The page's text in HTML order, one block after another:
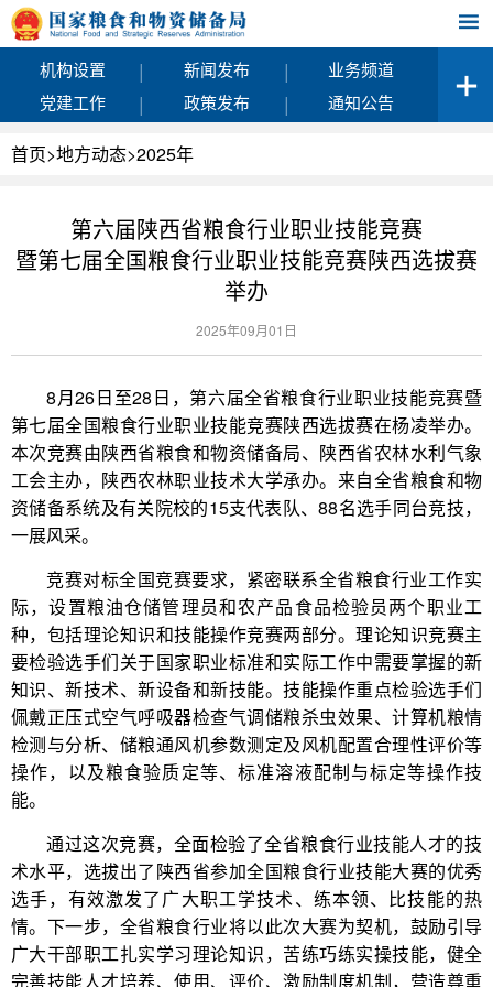
机构设置 | 新闻发布 |
业务频道
党建工作
| 政策发布 | 通知公告
首页>地方动态>2025年
第六届陕西省粮食行业职业技能竞赛
暨第七届全国粮食行业职业技能竞赛陕西选拔赛
举办
2025年09月01日
8月26日至28日，第六届全省粮食行业职业技能竞赛暨
第七届全国粮食行业职业技能竞赛陕西选拔赛在杨凌举办。
本次竞赛由陕西省粮食和物资储备局、陕西省农林水利气象
工会主办，陕西农林职业技术大学承办。来自全省粮食和物
资储备系统及有关院校的15支代表队、88名选手同台竞技，
一展风采。
竞赛对标全国竞赛要求，紧密联系全省粮食行业工作实
际，设置粮油仓储管理员和农产品食品检验员两个职业工
种，包括理论知识和技能操作竞赛两部分。理论知识竞赛主
要检验选手们关于国家职业标准和实际工作中需要掌握的新
知识、新技术、新设备和新技能。技能操作重点检验选手们
佩戴正压式空气呼吸器检查气调储粮杀虫效果、计算机粮情
检测与分析、储粮通风机参数测定及风机配置合理性评价等
操作，以及粮食验质定等、标准溶液配制与标定等操作技
能。
通过这次竞赛，全面检验了全省粮食行业技能人才的技
术水平，选拔出了陕西省参加全国粮食行业技能大赛的优秀
选手，有效激发了广大职工学技术、练本领、比技能的热
情。下一步，全省粮食行业将以此次大赛为契机，鼓励引导
广大干部职工扎实学习理论知识，苦练巧练实操技能，健全
完善技能人才培养、使用、评价、激励制度机制，营造尊重